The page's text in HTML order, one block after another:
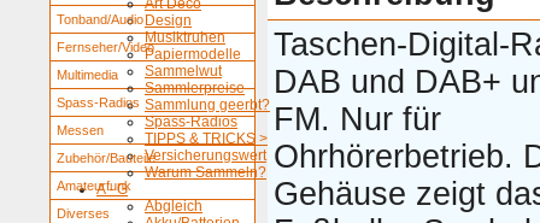
Art Deco
Design
Musiktruhen
Papiermodelle
Sammelwut
Sammlerpreise
Sammlung geerbt?
Spass-Radios
TIPPS & TRICKS >
Versicherungswert
Warum Sammeln?
A - G
Abgleich
Tonband/Audio
Fernseher/Video
Multimedia
Spass-Radios
Messen
Zubehör/Bauteile
Amateurfunk
Diverses
Taschen-Digital-
DAB und DAB+
FM. Nur für
Ohrhörerbetrieb.
Gehäuse zeigt